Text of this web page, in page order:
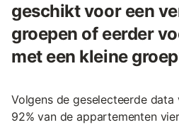
geschikt voor een
groepen of eerder
met een kleine
Volgens de geselecteerde
92% van de appartementen